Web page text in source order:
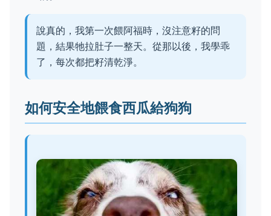
說真的，我第一次餵阿福時，沒注意籽的問
題，結果牠拉肚子一整天。從那以後，我學乖
了，每次都把籽清乾淨。
如何安全地餵食西瓜給狗狗